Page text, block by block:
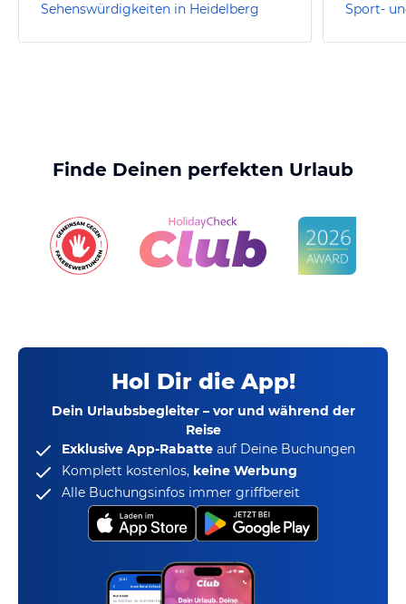
Sehenswürdigkeiten in Heidelberg
Finde Deinen perfekten Urlaub
Hol Dir die App!
Dein Urlaubsbegleiter – vor und während der
Reise
Exklusive App-Rabatte auf Deine Buchungen
Komplett kostenlos, keine Werbung
Alle Buchungsinfos immer griffbereit